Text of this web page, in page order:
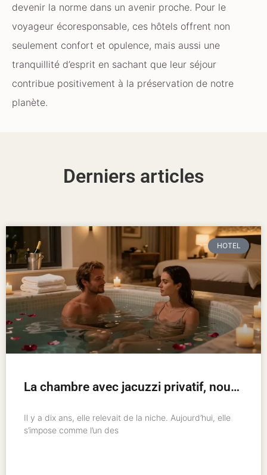
devenir la norme dans un avenir proche. Pour le
voyageur écoresponsable, ces hôtels offrent non
seulement confort et opulence, mais aussi une
tranquillité d’esprit en sachant que leur séjour
contribue positivement à la préservation de notre
planète.
Derniers articles
HOTEL
La chambre avec jacuzzi privatif, nouveau standard de l’hôtellerie romantique
Il y a dix ans, elle relevait de la niche. Aujourd’hui, elle
s’impose comme l’un des